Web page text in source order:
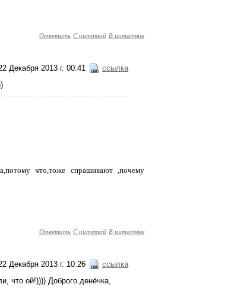
Ответить С цитатой В цитатник
Декабря 2013 г. 00:41 ссылка
что,тоже спрашивают ,почему
Ответить С цитатой В цитатник
Декабря 2013 г. 10:26 ссылка
что ой!)))) Доброго денёчка,